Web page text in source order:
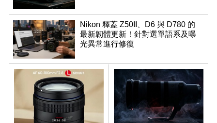
Nikon 釋蓋 Z50II、D6 與 D780 的
最新韌體更新！針對選單語系及曝
光異常進行修復